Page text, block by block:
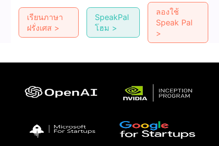
เรียนภาษา
ฝรั่งเศส >
SpeakPal
โฮม >
ลองใช้
Speak Pal
>